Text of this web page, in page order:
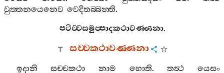
වුත‍්තනයෙනෙව වෙදිතබ‍්බන‍්ති.
පටිච‍්චසමුප‍්පාදකථාවණ‍්ණනා.
සච‍්චකථාවණ‍්ණනා
ඉදානි සච‍්චකථා නාම හොති.තත්‍ථ
යෙසං